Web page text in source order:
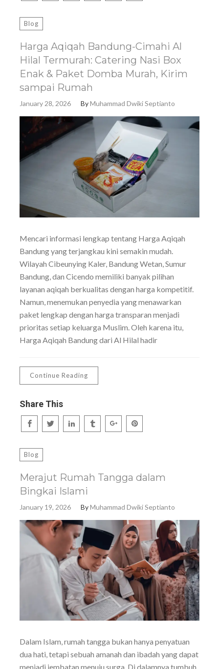
Blog
Harga Aqiqah Bandung-Cimahi Al
Hilal Termurah: Catering Nasi Box
Enak & Paket Domba Murah, Kirim
sampai Rumah
January 28, 2026 ByMuhammad Dwiki Septianto
Mencari informasi lengkap tentang Harga Aqiqah
Bandung yang terjangkau kini semakin mudah.
Wilayah Cibeunying Kaler, Bandung Wetan, Sumur
Bandung, dan Cicendo memiliki banyak pilihan
layanan aqiqah berkualitas dengan harga kompetitif.
Namun, menemukan penyedia yang menawarkan
paket lengkap dengan harga transparan menjadi
prioritas setiap keluarga Muslim. Oleh karena itu,
Harga Aqiqah Bandung dari Al Hilal hadir
Continue Reading
Share This
Blog
Merajut Rumah Tangga dalam
Bingkai Islami
January 19, 2026 ByMuhammad Dwiki Septianto
Dalam Islam, rumah tangga bukan hanya penyatuan
dua hati, tetapi sebuah amanah dan ibadah yang dapat
menjadi jembatan menuju surga. Di dalamnya tumbuh